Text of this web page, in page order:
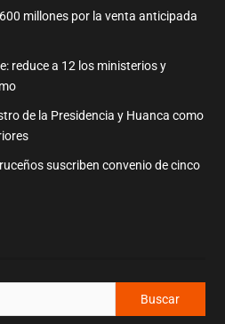
millones por la venta anticipada
reduce a 12 los ministerios y
de la Presidencia y Huanca como
suscriben convenio de cinco